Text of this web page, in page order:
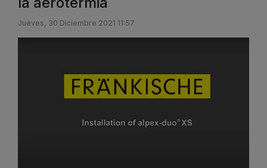
Jueves, 30 Diciembre 2021 11:57